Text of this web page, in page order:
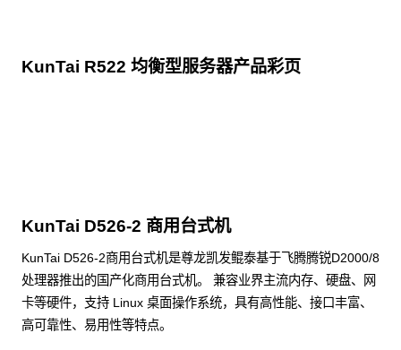
KunTai R522 均衡型服务器产品彩页
KunTai D526-2 商用台式机
KunTai D526-2商用台式机是尊龙凯发鲲泰基于飞腾腾锐D2000/8
处理器推出的国产化商用台式机。 兼容业界主流内存、硬盘、网
卡等硬件，支持 Linux 桌面操作系统，具有高性能、接口丰富、
高可靠性、易用性等特点。